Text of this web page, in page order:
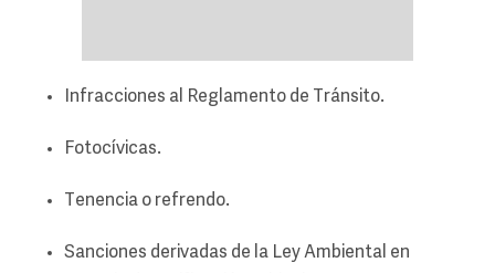
Infracciones al Reglamento de Tránsito.
Fotocívicas.
Tenencia o refrendo.
Sanciones derivadas de la Ley Ambiental en